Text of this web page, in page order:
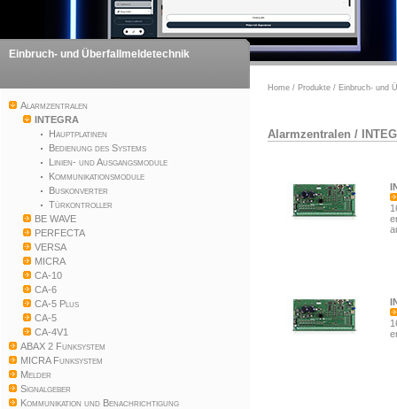
Einbruch- und Überfallmeldetechnik
Alarmzentralen
INTEGRA
Hauptplatinen
Bedienung des Systems
Linien- und Ausgangsmodule
Kommunikationsmodule
Buskonverter
Türkontroller
BE WAVE
PERFECTA
VERSA
MICRA
CA-10
CA-6
CA-5 Plus
CA-5
CA-4V1
ABAX 2 Funksystem
MICRA Funksystem
Melder
Signalgeber
Kommunikation und Benachrichtigung
Home / Produkte / Einbruch- und
Alarmzentralen /